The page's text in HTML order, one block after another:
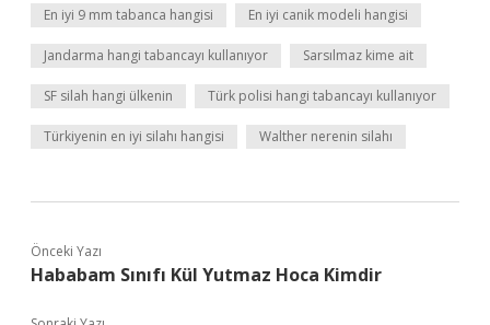
En iyi 9 mm tabanca hangisi En iyi canik modeli hangisi
Jandarma hangi tabancayı kullanıyor Sarsılmaz kime ait
SF silah hangi ülkenin Türk polisi hangi tabancayı kullanıyor
Türkiyenin en iyi silahı hangisi Walther nerenin silahı
Önceki Yazı
Hababam Sınıfı Kül Yutmaz Hoca Kimdir